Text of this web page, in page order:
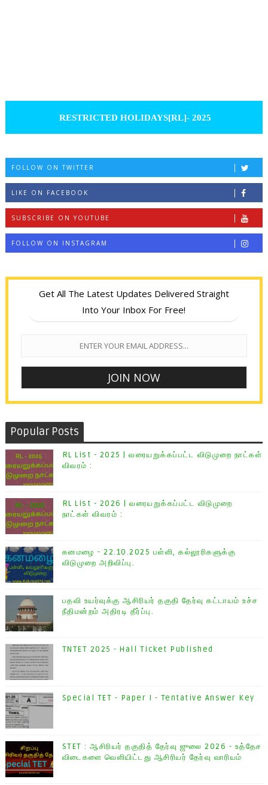
RESTRICTED HOLIDAYS[RL]- 2025
FOLLOW ON TWITTER
LIKE ON FACEBOOK
SUBSCRIBE ON YOUTUBE
FOLLOW ON INSTAGRAM
Get All The Latest Updates Delivered Straight
Into Your Inbox For Free!
Popular Posts
RL List - 2025 | வரையறுக்கப்பட்ட விடுமுறை நாட்கள்
விவரம் :
RL List - 2026 | வரையறுக்கப்பட்ட விடுமுறை
நாட்கள் விவரம் :
கனமழை - 22.10.2025 பள்ளி, கல்லூரிகளுக்கு
விடுமுறை அறிவிப்பு.
பதவி உயர்வுக்கு ஆசிரியர் தகுதி தேர்வு கட்டாயம் உச்ச
நீதிமன்றம் அதிரடி தீர்ப்பு.
TNTET 2025 - Hall Ticket Published
Special TET - Paper I - Tentative Answer Key
STET : ஆசிரியர் தகுதித் தேர்வு ஜுலை 2026 - உத்தேச
விடைகளை வெளியிட்டது ஆசிரியர் தேர்வு வாரியம்